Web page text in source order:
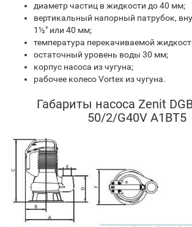
диаметр частиц в жидкости до 40 мм;
вертикальный напорный патрубок,
1½" или 40 мм;
температура перекачиваемой
остаточный уровень воды 30 мм;
корпус насоса из чугуна;
рабочее колесо Vortex из чугуна.
Габариты насоса Zenit
50/2/G40V A1BT5